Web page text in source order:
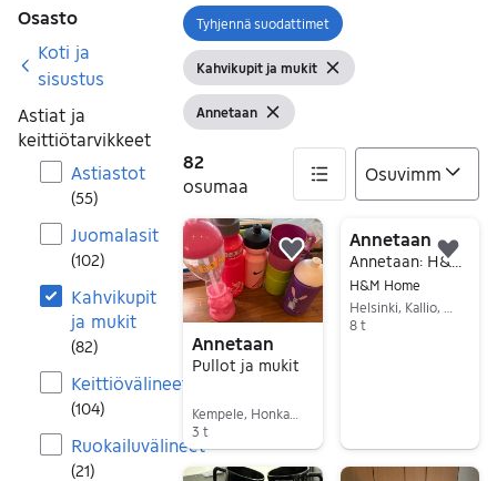
Suodattimet
Osasto
Koti ja
sisustus
Astiat ja
keittiötarvikkeet
Astiastot
(55)
Juomalasit
(102)
Kahvikupit
ja mukit
(82)
Keittiövälineet
(104)
Ruokailuvälineet
(21)
Avaa suodatin
Tyhjennä suodattimet
Näytä suodattimet
Kahvikupit ja mukit Tyhjennä suodatin
Näytä suodattimet
Annetaan Tyhjennä suodatin
82
osumaa
82 tulos(ta)
Annetaan
Pullot ja mukit
3 t
Lisää suosikiksi.
Siirry ilmoitukseen
Annetaan
Annetaan: H&M Home mukit vihreä ja valkoinen, 4 kpl
H&M Home
8 t